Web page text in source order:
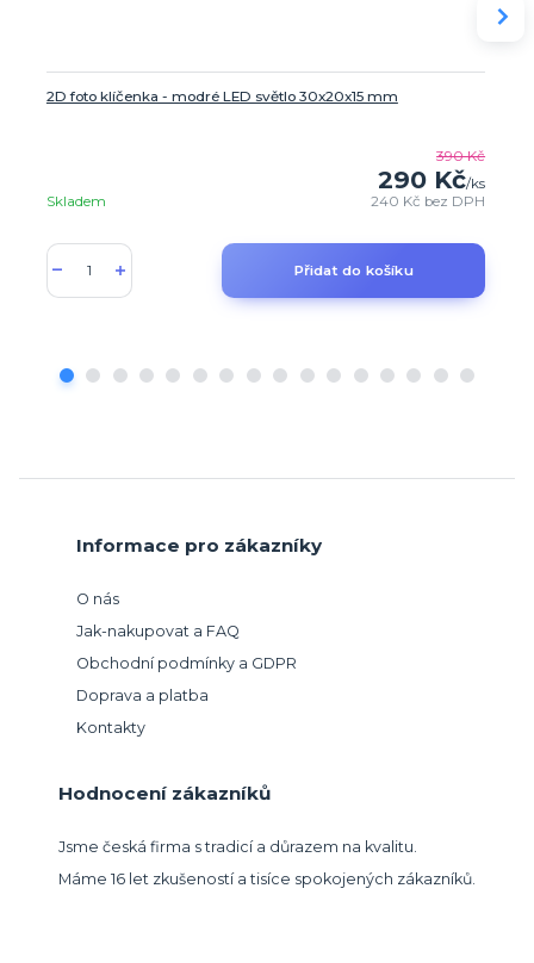
2D foto klíčenka - modré LED světlo 30x20x15 mm
390 Kč
290 Kč/ks
240 Kč bez DPH
Skladem
Přidat do košíku
Informace pro zákazníky
O nás
Jak-nakupovat a FAQ
Obchodní podmínky a GDPR
Doprava a platba
Kontakty
Hodnocení zákazníků
Jsme česká firma s tradicí a důrazem na kvalitu.
Máme 16 let zkušeností a tisíce spokojených zákazníků.